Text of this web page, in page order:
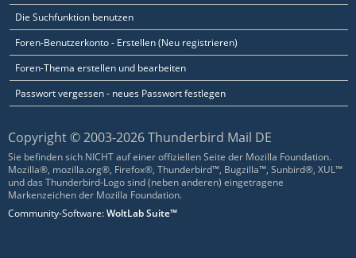
Die Suchfunktion benutzen
Foren-Benutzerkonto - Erstellen (Neu registrieren)
Foren-Thema erstellen und bearbeiten
Passwort vergessen - neues Passwort festlegen
Copyright © 2003-2026 Thunderbird Mail DE
Sie befinden sich NICHT auf einer offiziellen Seite der Mozilla Foundation.
Mozilla®, mozilla.org®, Firefox®, Thunderbird™, Bugzilla™, Sunbird®, XUL™
und das Thunderbird-Logo sind (neben anderen) eingetragene
Markenzeichen der Mozilla Foundation.
Community-Software:WoltLab Suite™